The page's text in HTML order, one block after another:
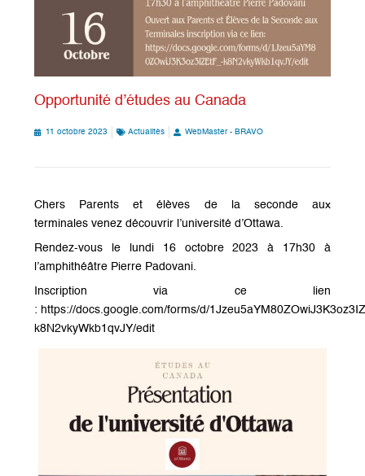
Opportunité d’études au Canada
11 octobre 2023 Actualités WebMaster - BRAVO
Chers Parents et élèves de la seconde aux
terminales venez découvrir l’université d’Ottawa.
Rendez-vous le lundi 16 octobre 2023 à 17h30 à
l’amphithéâtre Pierre Padovani.
Inscription via ce lien
: https://docs.google.com/forms/d/
k8N2vkyWkb1qvJY/edit